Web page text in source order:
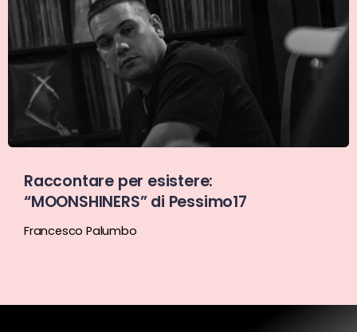
Raccontare per esistere:
“MOONSHINERS” di Pessimo17
Francesco Palumbo